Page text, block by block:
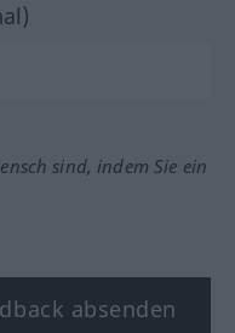
sind, indem Sie ein
absenden